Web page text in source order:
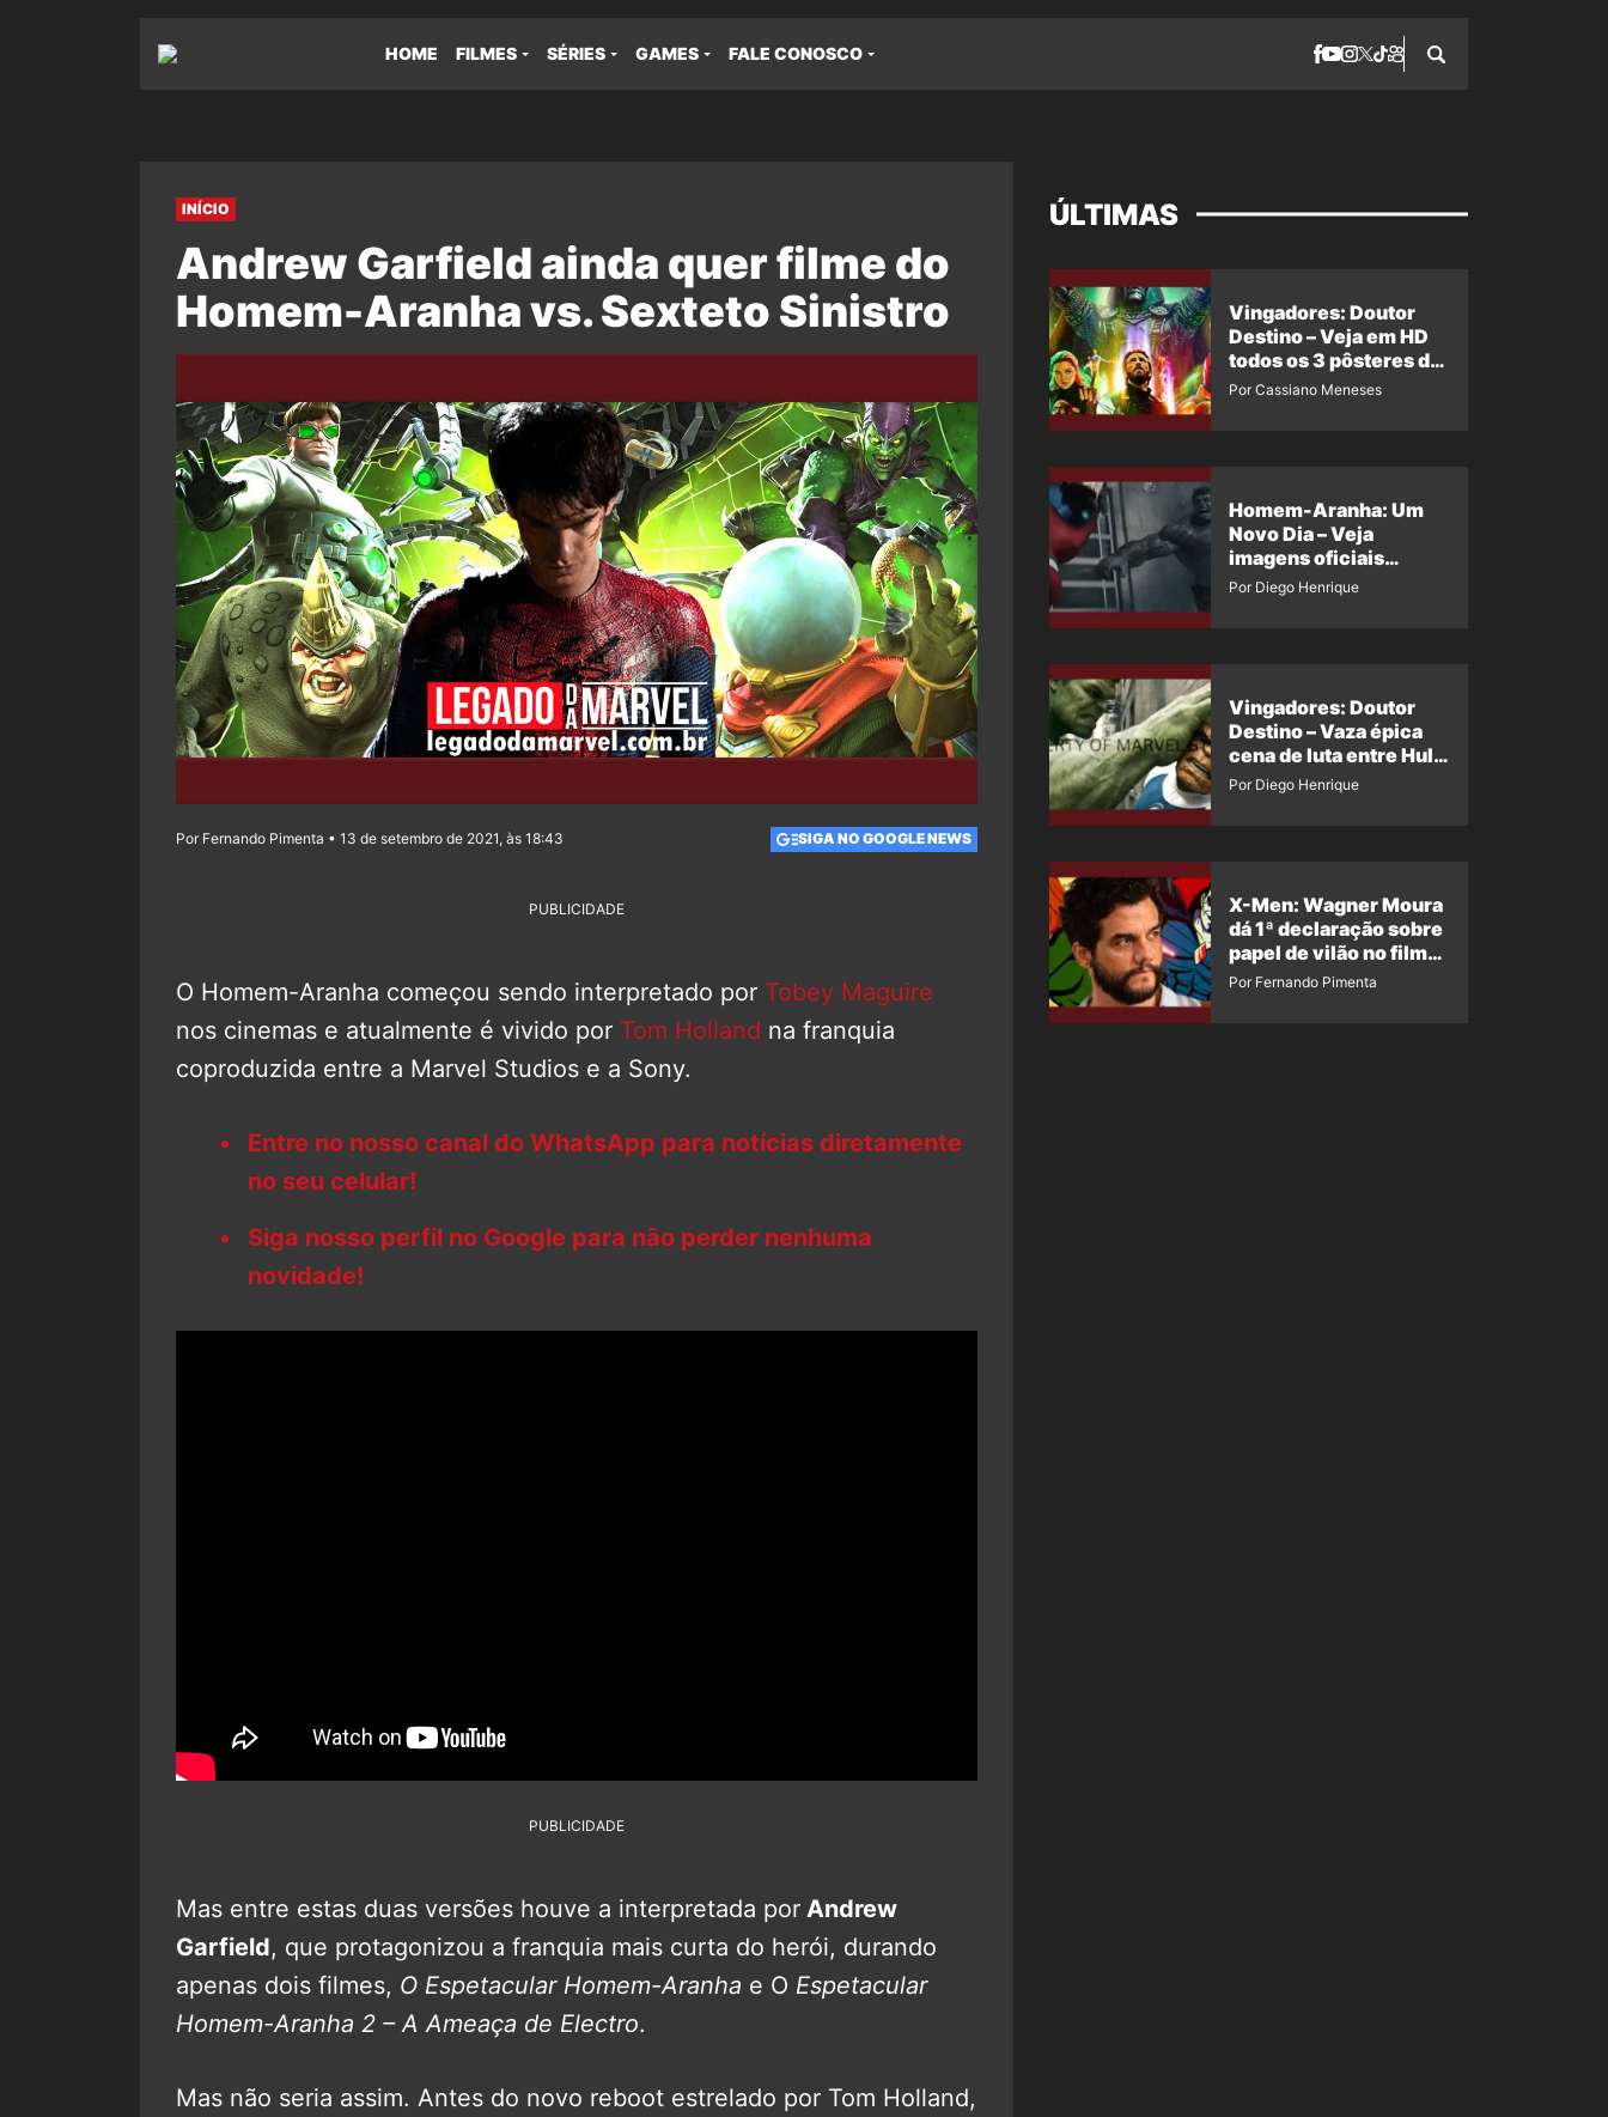
HOME FILMES SÉRIES GAMES FALE CONOSCO
INÍCIO
Andrew Garfield ainda quer filme do
Homem-Aranha vs. Sexteto Sinistro
Por Fernando Pimenta • 13 de setembro de 2021, às 18:43 SIGA NO GOOGLE NEWS
PUBLICIDADE
O Homem-Aranha começou sendo interpretado por Tobey Maguire
nos cinemas e atualmente é vivido por Tom Holland na franquia
coproduzida entre a Marvel Studios e a Sony.
Entre no nosso canal do WhatsApp para notícias diretamente
no seu celular!
Siga nosso perfil no Google para não perder nenhuma
novidade!
PUBLICIDADE
Mas entre estas duas versões houve a interpretada por Andrew
Garfield, que protagonizou a franquia mais curta do herói, durando
apenas dois filmes, O Espetacular Homem-Aranha e O Espetacular
Homem-Aranha 2 – A Ameaça de Electro.
Mas não seria assim. Antes do novo reboot estrelado por Tom Holland,
ÚLTIMAS
Vingadores: Doutor
Destino – Veja em HD
todos os 3 pôsteres de
‘Doomsday’ + 1 imagem
Por Cassiano Meneses
Homem-Aranha: Um
Novo Dia – Veja
imagens oficiais
descartadas do Hulk
Por Diego Henrique
Vingadores: Doutor
Destino – Vaza épica
cena de luta entre Hulk
e o Coisa
Por Diego Henrique
X-Men: Wagner Moura
dá 1ª declaração sobre
papel de vilão no filme
da Marvel
Por Fernando Pimenta